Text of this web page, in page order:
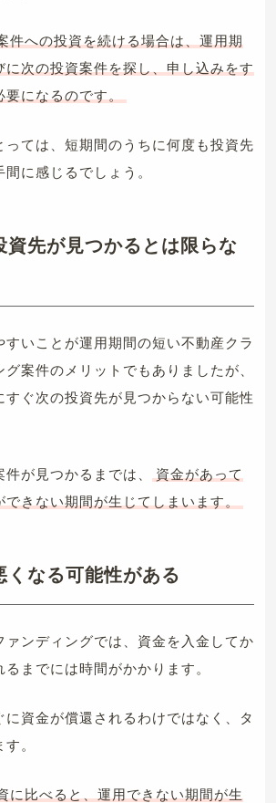
件への投資を続ける場合は、運用期
に次の投資案件を探し、申し込みをす
になるのです。
っては、短期間のうちに何度も投資先
に感じるでしょう。
資先が見つかるとは限らな
すいことが運用期間の短い不動産クラ
案件のメリットでもありましたが、
すぐ次の投資先が見つからない可能性
が見つかるまでは、
資金があって
できない期間が生じてしまいます。
くなる可能性がある
ァンディングでは、資金を入金してか
までには時間がかかります。
に資金が償還されるわけではなく、タ
。
に比べると、運用できない期間が生